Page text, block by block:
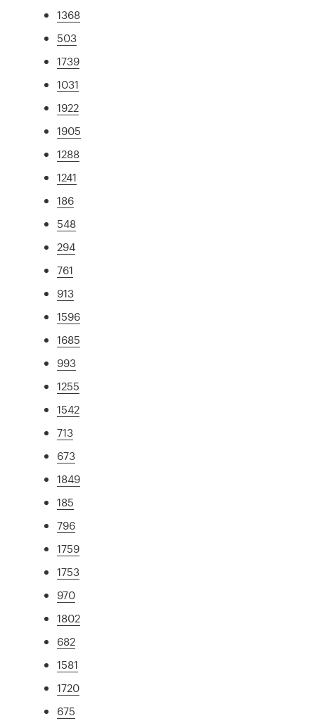
1368
503
1739
1031
1922
1905
1288
1241
186
548
294
761
913
1596
1685
993
1255
1542
713
673
1849
185
796
1759
1753
970
1802
682
1581
1720
675